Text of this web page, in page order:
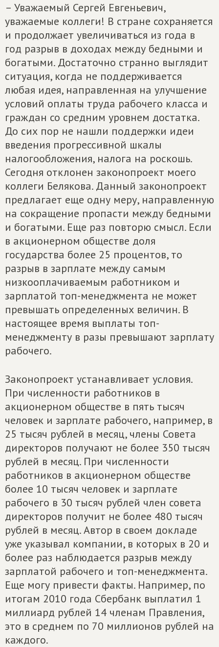
– Уважаемый Сергей Евгеньевич,
уважаемые коллеги! В стране сохраняется
и продолжает увеличиваться из года в
год разрыв в доходах между бедными и
богатыми. Достаточно странно выглядит
ситуация, когда не поддерживается
любая идея, направленная на улучшение
условий оплаты труда рабочего класса и
граждан со средним уровнем достатка.
До сих пор не нашли поддержки идеи
введения прогрессивной шкалы
налогообложения, налога на роскошь.
Сегодня отклонен законопроект моего
коллеги Белякова. Данный законопроект
предлагает еще одну меру, направленную
на сокращение пропасти между бедными
и богатыми. Еще раз повторю смысл. Если
в акционерном обществе доля
государства более 25 процентов, то
разрыв в зарплате между самым
низкооплачиваемым работником и
зарплатой топ-менеджмента не может
превышать определенных величин. В
настоящее время выплаты топ-
менеджменту в разы превышают зарплату
рабочего.
Законопроект устанавливает условия.
При численности работников в
акционерном обществе в пять тысяч
человек и зарплате рабочего, например, в
25 тысяч рублей в месяц, члены Совета
директоров получают не более 350 тысяч
рублей в месяц. При численности
работников в акционерном обществе
более 10 тысяч человек и зарплате
рабочего в 30 тысяч рублей член совета
директоров получит не более 480 тысяч
рублей в месяц. Автор в своем докладе
уже указывал компании, в которых в 20 и
более раз наблюдается разрыв между
зарплатой рабочего и топ-менеджмента.
Еще могу привести факты. Например, по
итогам 2010 года Сбербанк выплатил 1
миллиард рублей 14 членам Правления,
это в среднем по 70 миллионов рублей на
каждого.